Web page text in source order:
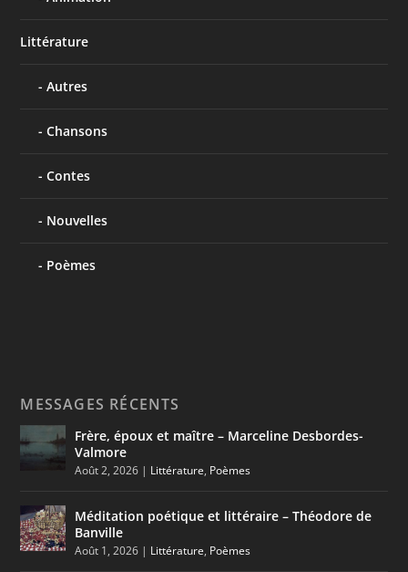
Littérature
Autres
Chansons
Contes
Nouvelles
Poèmes
MESSAGES RÉCENTS
Frère, époux et maître – Marceline Desbordes-
Valmore
Août 2, 2026 | Littérature, Poèmes
Méditation poétique et littéraire – Théodore de
Banville
Août 1, 2026 | Littérature, Poèmes